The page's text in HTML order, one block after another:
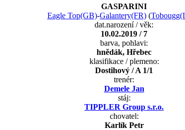
GASPARINI
Eagle Top(GB)-Galantery(FR) (
dat.narození / věk:
10.02.2019 / 7
barva, pohlavi:
hnědák, Hřebec
klasifikace / plemeno:
Dostihový / A 1/1
trenér:
Demele Jan
stáj:
TIPPLER Group s.r.o.
chovatel:
Karlík Petr